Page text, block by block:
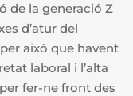
de la generació Z
d’atur del
això que havent
laboral i l’alta
fer-ne front des